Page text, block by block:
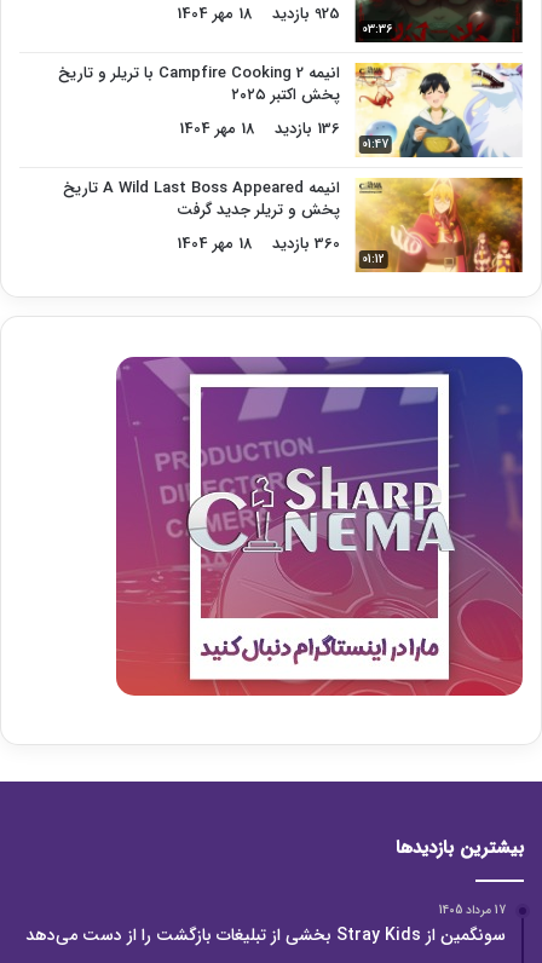
03:36
925 بازدید
18 مهر 1404
01:47
انیمه Campfire Cooking 2 با تریلر و تاریخ
پخش اکتبر ۲۰۲۵
136 بازدید
18 مهر 1404
01:12
انیمه A Wild Last Boss Appeared تاریخ
پخش و تریلر جدید گرفت
360 بازدید
18 مهر 1404
بیشترین بازدیدها
17 مرداد 1405
سونگمین از Stray Kids بخشی از تبلیغات بازگشت را از دست می‌دهد